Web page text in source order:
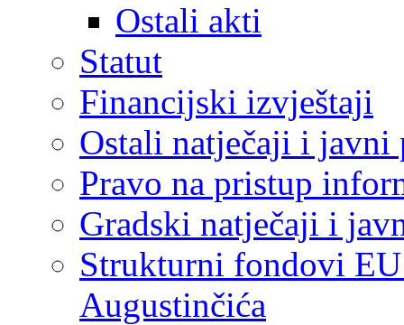
Ostali akti
Statut
Financijski izvještaji
Ostali natječaji i javni
Pravo na pristup
Gradski natječaji i
Strukturni fondovi
Augustinčića